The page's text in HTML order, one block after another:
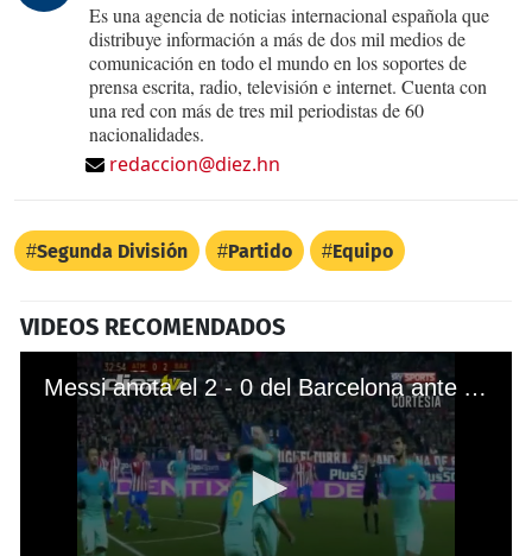
Es una agencia de noticias internacional española que
distribuye información a más de dos mil medios de
comunicación en todo el mundo en los soportes de
prensa escrita, radio, televisión e internet. Cuenta con
una red con más de tres mil periodistas de 60
nacionalidades.
redaccion@diez.hn
Segunda División Partido Equipo
VIDEOS RECOMENDADOS
Messi anota el 2 - 0 del Barcelona ante Atlético de Madrid